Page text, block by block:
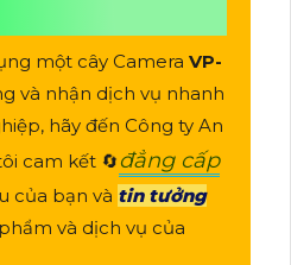
một cây Camera VP-
và nhận dịch vụ nhanh
hãy đến Công ty An
cam kết 🔄đẳng cấp
của bạn và tin tưởng
và dịch vụ của